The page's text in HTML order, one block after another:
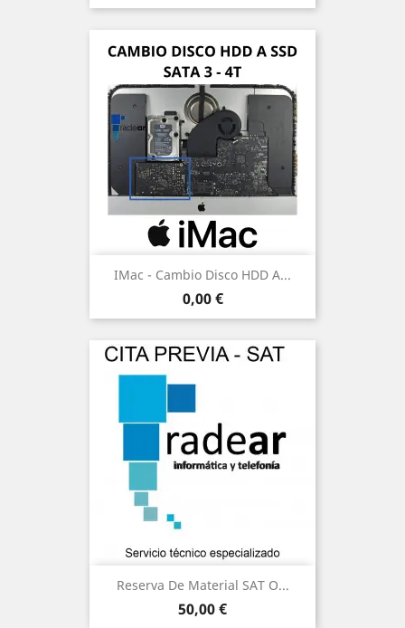
IMac - Cambio Disco HDD A...
Precio
0,00 €
Reserva De Material SAT O...
Precio
50,00 €